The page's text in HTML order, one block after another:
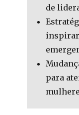
de
inspirar
para